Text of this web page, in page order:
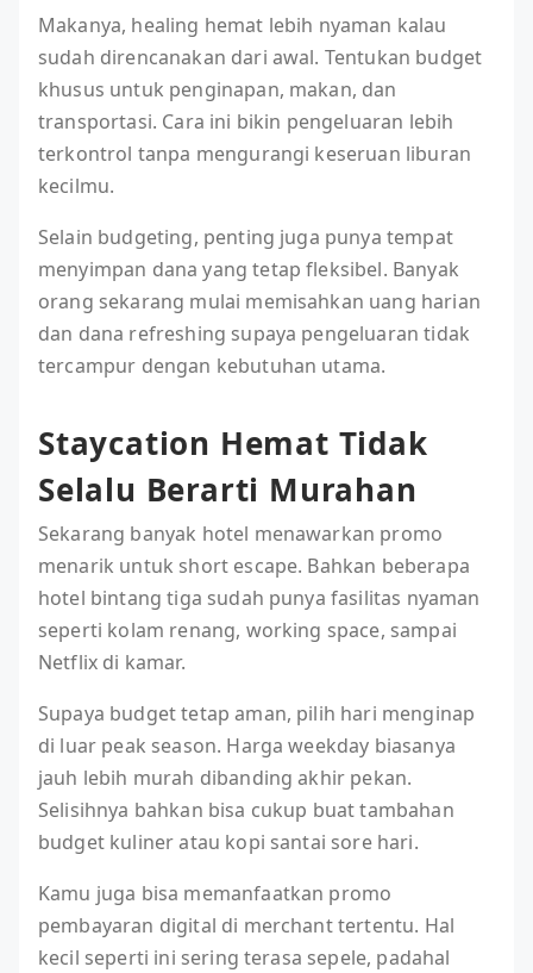
Makanya, healing hemat lebih nyaman kalau
sudah direncanakan dari awal. Tentukan budget
khusus untuk penginapan, makan, dan
transportasi. Cara ini bikin pengeluaran lebih
terkontrol tanpa mengurangi keseruan liburan
kecilmu.
Selain budgeting, penting juga punya tempat
menyimpan dana yang tetap fleksibel. Banyak
orang sekarang mulai memisahkan uang harian
dan dana refreshing supaya pengeluaran tidak
tercampur dengan kebutuhan utama.
Staycation Hemat Tidak
Selalu Berarti Murahan
Sekarang banyak hotel menawarkan promo
menarik untuk short escape. Bahkan beberapa
hotel bintang tiga sudah punya fasilitas nyaman
seperti kolam renang, working space, sampai
Netflix di kamar.
Supaya budget tetap aman, pilih hari menginap
di luar peak season. Harga weekday biasanya
jauh lebih murah dibanding akhir pekan.
Selisihnya bahkan bisa cukup buat tambahan
budget kuliner atau kopi santai sore hari.
Kamu juga bisa memanfaatkan promo
pembayaran digital di merchant tertentu. Hal
kecil seperti ini sering terasa sepele, padahal